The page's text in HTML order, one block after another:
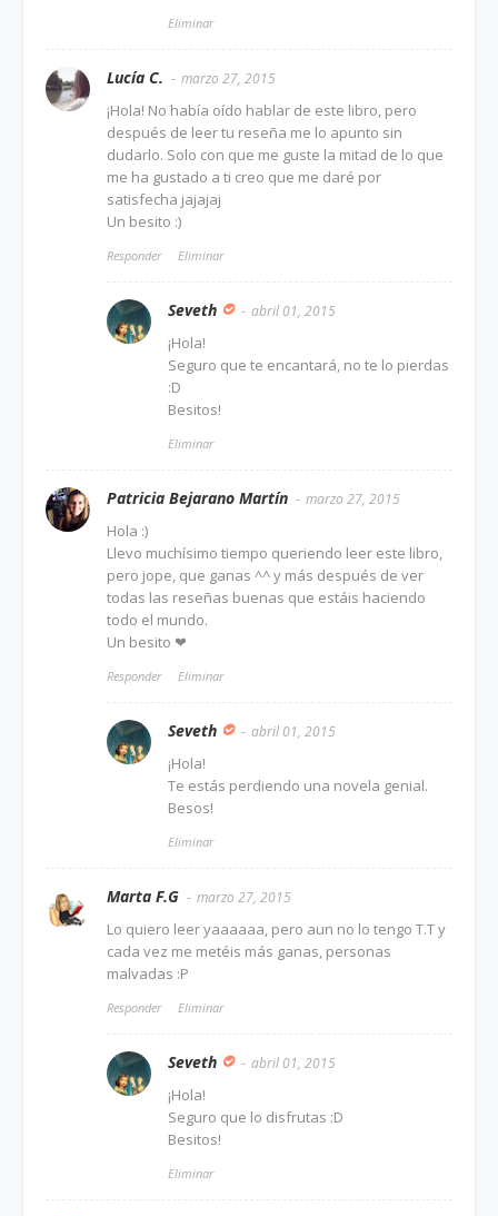
Eliminar
Lucía C. marzo 27, 2015
¡Hola! No había oído hablar de este libro, pero
después de leer tu reseña me lo apunto sin
dudarlo. Solo con que me guste la mitad de lo que
me ha gustado a ti creo que me daré por
satisfecha jajajaj
Un besito :)
Responder Eliminar
Seveth abril 01, 2015
¡Hola!
Seguro que te encantará, no te lo pierdas
:D
Besitos!
Eliminar
Patricia Bejarano Martín marzo 27, 2015
Hola :)
Llevo muchísimo tiempo queriendo leer este libro,
pero jope, que ganas ^^ y más después de ver
todas las reseñas buenas que estáis haciendo
todo el mundo.
Un besito ❤
Responder Eliminar
Seveth abril 01, 2015
¡Hola!
Te estás perdiendo una novela genial.
Besos!
Eliminar
Marta F.G marzo 27, 2015
Lo quiero leer yaaaaaa, pero aun no lo tengo T.T y
cada vez me metéis más ganas, personas
malvadas :P
Responder Eliminar
Seveth abril 01, 2015
¡Hola!
Seguro que lo disfrutas :D
Besitos!
Eliminar